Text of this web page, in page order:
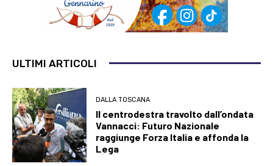
ULTIMI ARTICOLI
DALLA TOSCANA
Il centrodestra travolto dall’ondata
Vannacci: Futuro Nazionale
raggiunge Forza Italia e affonda la
Lega